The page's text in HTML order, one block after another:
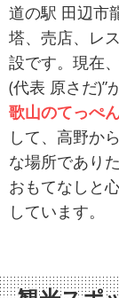
道の駅 田辺市
塔、売店、レ
設です。現在
(代表 原さだ)”
歌山のてっぺ
して、高野か
な場所であり
おもてなしと
しています。